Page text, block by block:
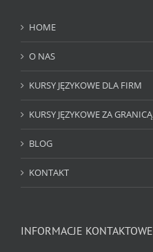
HOME
O NAS
KURSY JĘZYKOWE DLA FIRM
KURSY JĘZYKOWE ZA GRANICĄ
BLOG
KONTAKT
INFORMACJE KONTAKTOWE